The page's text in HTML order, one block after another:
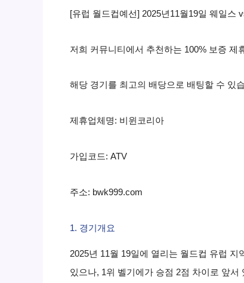
[유럽 월드컵예선] 2025년11월19일 웨일스
저희 커뮤니티에서 추천하는 100% 보증 제
해당 경기를 최고의 배당으로 배팅할 수 있
제휴업체명: 비윈코리아
가입코드: ATV
주소: bwk999.com
1. 경기개요
2025년 11월 19일에 열리는 월드컵 유럽
있으나, 1위 벨기에가 승점 2점 차이로 앞서